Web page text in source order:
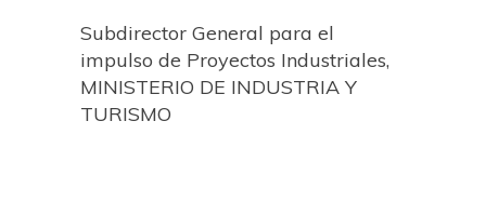
Subdirector General para el
impulso de Proyectos Industriales,
MINISTERIO DE INDUSTRIA Y
TURISMO